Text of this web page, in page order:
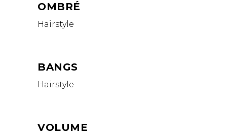
OMBRÉ
Hairstyle
BANGS
Hairstyle
VOLUME